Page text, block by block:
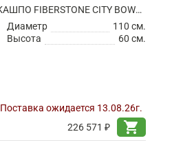
КАШПО FIBERSTONE CITY BOWL M BLACK
Диаметр
110 см.
Высота
60 см.
Поставка ожидается 13.08.26г.
226 571 ₽
shopping_cart